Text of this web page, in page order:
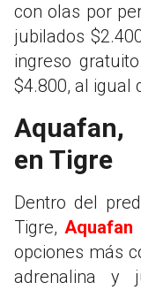
con olas por
jubilados
ingreso
$4.800, al igual
en Tigre
Dentro del
Tigre,Aquafan
opciones más
adrenalina y